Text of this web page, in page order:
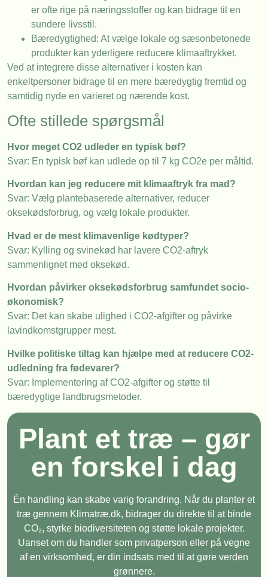
er ofte rige på næringsstoffer og kan bidrage til en
sundere livsstil.
Bæredygtighed: At vælge lokale og sæsonbetonede
produkter kan yderligere reducere klimaaftrykket.
Ved at integrere disse alternativer i kosten kan
enkeltpersoner bidrage til en mere bæredygtig fremtid og
samtidig nyde en varieret og nærende kost.
Ofte stillede spørgsmål
Hvor meget CO2 udleder en typisk bøf?
Svar: En typisk bøf kan udlede op til 7 kg CO2e per måltid.
Hvordan kan jeg reducere mit klimaaftryk fra mad?
Svar: Vælg plantebaserede alternativer, reducer
oksekødsforbrug, og vælg lokale produkter.
Hvad er de mest klimavenlige kødtyper?
Svar: Kylling og svinekød har lavere CO2-aftryk
sammenlignet med oksekød.
Hvordan påvirker oksekødsforbrug samfundet socio-
økonomisk?
Svar: Det kan skabe ulighed i CO2-afgifter og påvirke
lavindkomstgrupper mest.
Hvilke politiske tiltag kan hjælpe med at reducere CO2-
udledning fra fødevarer?
Svar: Implementering af CO2-afgifter og støtte til
bæredygtige landbrugsmetoder.
Plant et træ – gør
en forskel i dag
Én handling kan skabe varig forandring. Når du planter et
træ gennem Klimatræ.dk, bidrager du direkte til at binde
CO₂, styrke biodiversiteten og støtte lokale projekter.
Uanset om du handler som privatperson eller på vegne
af en virksomhed, er din indsats med til at gøre verden
grønnere.